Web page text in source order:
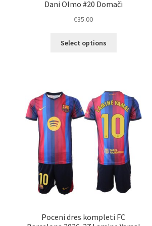
Dani Olmo #20 Domači
€35.00
Select options
Možnosti
lahko
izberete
strani
izdelka
Poceni dres kompleti FC